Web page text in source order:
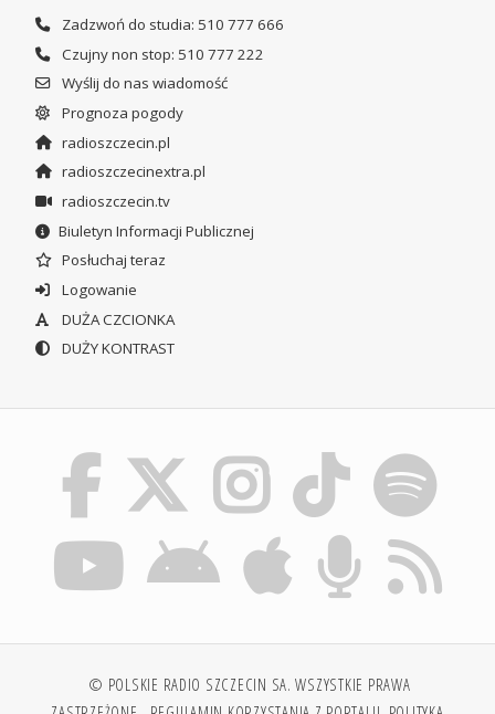
Zadzwoń do studia: 510 777 666
Czujny non stop: 510 777 222
Wyślij do nas wiadomość
Prognoza pogody
radioszczecin.pl
radioszczecinextra.pl
radioszczecin.tv
Biuletyn Informacji Publicznej
Posłuchaj teraz
Logowanie
DUŻA CZCIONKA
DUŻY KONTRAST
© POLSKIE RADIO SZCZECIN SA. WSZYSTKIE PRAWA